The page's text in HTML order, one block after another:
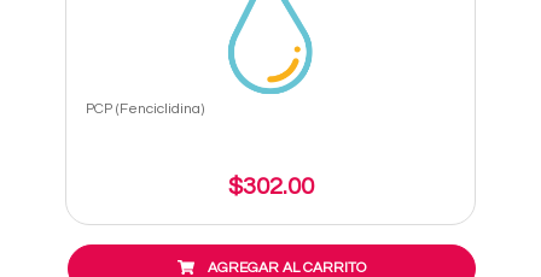
PCP (Fenciclidina)
$302.00
AGREGAR AL CARRITO